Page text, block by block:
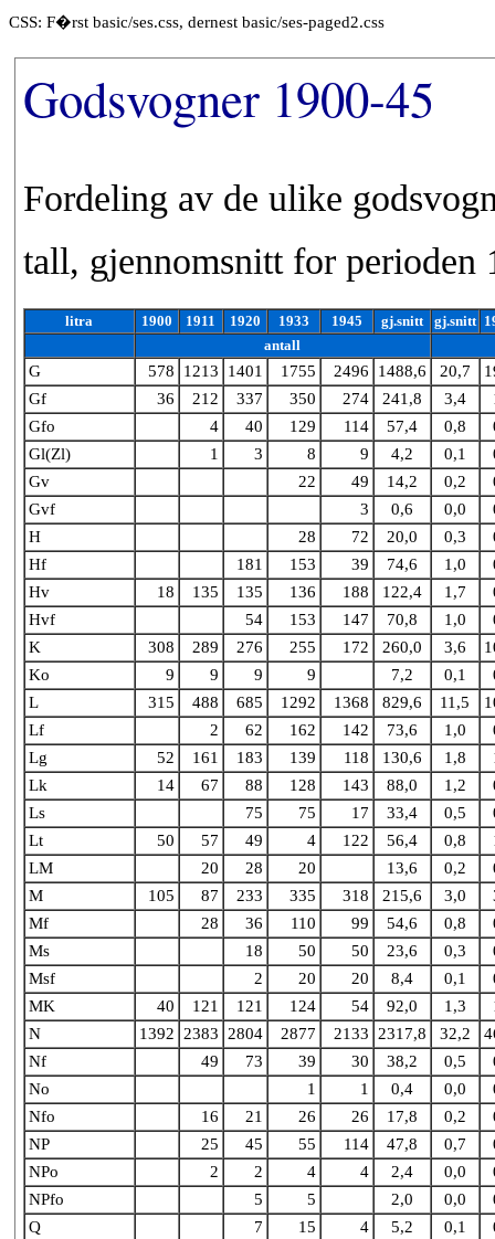
CSS: F�rst basic/ses.css, dernest basic/ses-paged2.css
Godsvogner 1900-45
Fordeling av de ulike
tall, gjennomsnitt for perioden
litra 1900 1911 1920 1933 1945 gj.snitt gj.snitt
antall
G 578 1213 1401 1755 2496 1488,6 20,7
Gf
36 212 337 350 274 241,8 3,4
Gfo
4 40 129 114 57,4 0,8
Gl(Zl)
1 3 8 9 4,2 0,1
Gv
22 49 14,2 0,2
Gvf
3 0,6 0,0
H
28 72 20,0 0,3
Hf
181 153 39 74,6 1,0
Hv
18 135 135 136 188 122,4 1,7
Hvf
54 153 147 70,8 1,0
K
308 289 276 255 172 260,0 3,6
Ko
9 9 9 9 7,2 0,1
L
315 488 685 1292 1368 829,6 11,5
Lf
2 62 162 142 73,6 1,0
Lg
52 161 183 139 118 130,6 1,8
Lk
14 67 88 128 143 88,0 1,2
Ls
75 75 17 33,4 0,5
Lt
50 57 49 4 122 56,4 0,8
LM
20 28 20 13,6 0,2
M
105 87 233 335 318 215,6 3,0
Mf
28 36 110 99 54,6 0,8
Ms
18 50 50 23,6 0,3
Msf
2 20 20 8,4 0,1
MK
40 121 121 124 54 92,0 1,3
N
1392 2383 2804 2877 2133 2317,8 32,2
Nf
49 73 39 30 38,2 0,5
No
1 1 0,4 0,0
Nfo
16 21 26 26 17,8 0,2
NP
25 45 55 114 47,8 0,7
NPo
2 2 4 4 2,4 0,0
NPfo
5 5 2,0 0,0
Q
7 15 4 5,2 0,1